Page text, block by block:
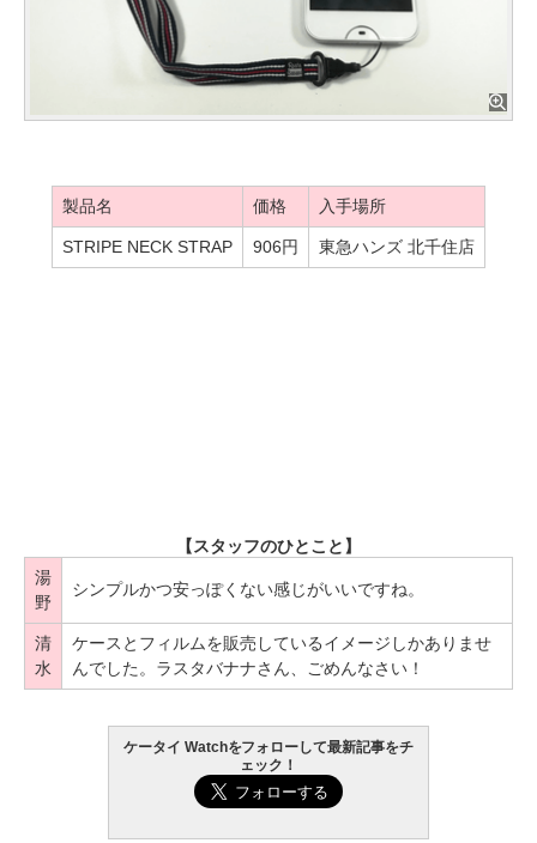
製品名 価格 入手場所
STRIPE NECK STRAP 906円 東急ハンズ 北千住店
【スタッフのひとこと】
湯
野
シンプルかつ安っぽくない感じがいいですね。
清
水
ケースとフィルムを販売しているイメージしかありませ
んでした。ラスタバナナさん、ごめんなさい！
ケータイ Watchをフォローして最新記事をチ
ェック！